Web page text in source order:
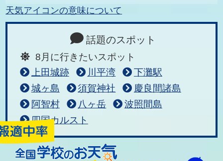
天気アイコンの意味について
話題のスポット
8月に行きたいスポット
上田城跡
川平湾
下灘駅
城ヶ島
須賀神社
慶良間諸島
阿智村
八ヶ岳
波照間島
四国カルスト